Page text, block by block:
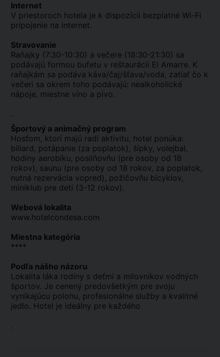
Internet
V priestoroch hotela je k dispozícii bezplatné Wi-Fi
pripojenie na internet.
Stravovanie
Raňajky (7:30-10:30) a večere (18:30-21:30) sa
podávajú formou bufetu v reštaurácii El Amarre. K
raňajkám sa podáva káva/čaj/šťava/voda, zatiaľ čo k
večeri sa okrem toho podávajú: nealkoholické
nápoje, miestne víno a pivo.
.
Športový a animačný program
Hosťom, ktorí majú radi aktivitu, hotel ponúka:
biliard, potápanie (za poplatok), šípky, volejbal,
hodiny aerobiku, posilňovňu (pre osoby od 18
rokov), saunu (pre osoby od 18 rokov, za poplatok,
nutná rezervácia vopred), požičovňu bicyklov,
miniklub pre deti (3-12 rokov).
Webová lokalita
www.hotelcondesa.com
Miestna kategória
****
Podľa nášho názoru
Lokalita láka rodiny s deťmi a milovníkov vodných
športov. Je cenený predovšetkým pre svoju
vynikajúcu polohu, profesionálne služby a kvalitné
jedlo. Hotel je ideálny pre každého
.